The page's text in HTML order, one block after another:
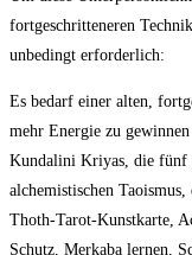
fortgeschritteneren
unbedingt erforderlich:
Es bedarf einer alten,
mehr Energie zu
Kundalini Kriyas, die fünf
alchemistischen
Thoth-Tarot-Kunstkarte,
Schutz, Merkaba lernen,